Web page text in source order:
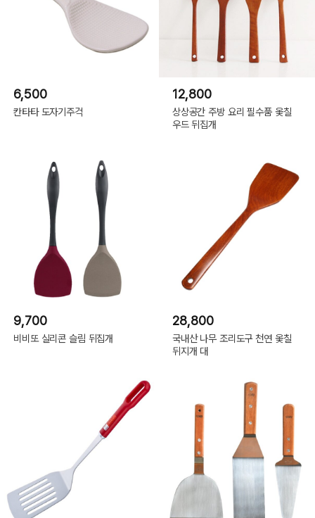
6,500
칸타타 도자기주걱
12,800
상상공간 주방 요리 필수품 옻칠
우드 뒤집개
9,700
비비또 실리콘 슬림 뒤집개
28,800
국내산 나무 조리도구 천연 옻칠
뒤지개 대